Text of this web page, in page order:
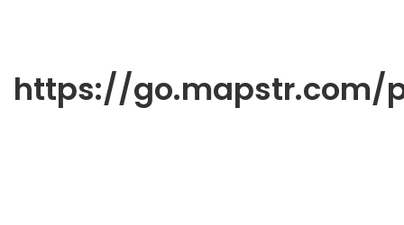
https://go.mapstr.com/